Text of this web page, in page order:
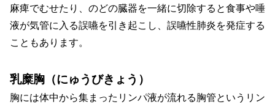
麻痺でむせたり、のどの臓器を一緒に切除すると食事や唾
液が気管に入る誤嚥を引き起こし、誤嚥性肺炎を発症する
こともあります。
乳糜胸（にゅうびきょう）
胸には体中から集まったリンパ液が流れる胸管というリン